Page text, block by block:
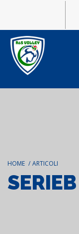
HOME / ARTICOLI
SERIEB